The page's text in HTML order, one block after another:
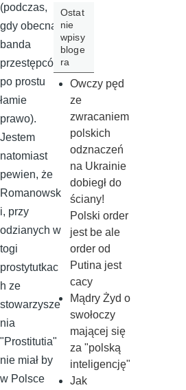
(podczas,
gdy obecna
banda
przestępców
po prostu
łamie
prawo).
Jestem
natomiast
pewien, że
Romanowsk
i, przy
odzianych w
togi
prostytutkac
h ze
stowarzysze
nia
"Prostitutia"
nie miał by
w Polsce
Ostat
nie
wpisy
bloge
ra
Owczy pęd
ze
zwracaniem
polskich
odznaczeń
na Ukrainie
dobiegł do
ściany!
Polski order
jest be ale
order od
Putina jest
cacy
Mądry Żyd o
swołoczy
mającej się
za "polską
inteligencję"
Jak